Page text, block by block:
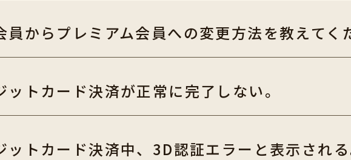
員からプレミアム会員への変更方法を教えてく
ットカード決済が正常に完了しない。
ットカード決済中、3D認証エラーと表示され